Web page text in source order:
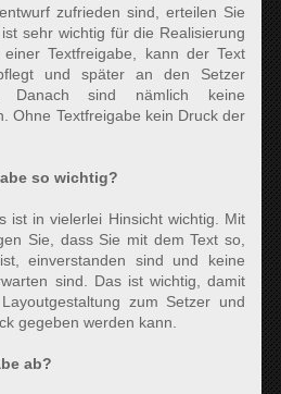
zufrieden sind, erteilen Sie
sehr wichtig für die Realisierung
Textfreigabe, kann der Text
und später an den Setzer
Danach sind nämlich keine
Ohne Textfreigabe kein Druck der
so wichtig?
ist in vielerlei Hinsicht wichtig. Mit
Sie, dass Sie mit dem Text so,
einverstanden sind und keine
sind. Das ist wichtig, damit
zum Setzer und
gegeben werden kann.
ab?